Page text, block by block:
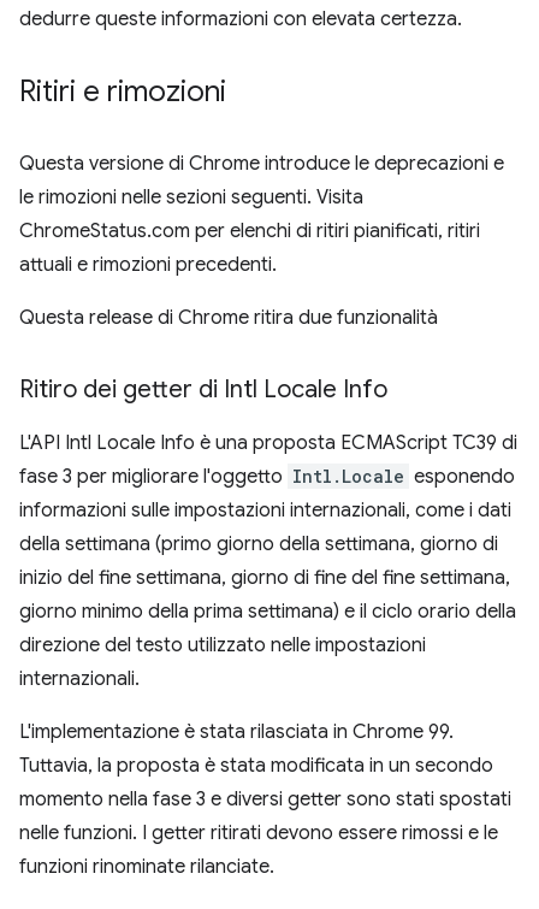
dedurre queste informazioni con elevata certezza.
Ritiri e rimozioni
Questa versione di Chrome introduce le deprecazioni e
le rimozioni nelle sezioni seguenti. Visita
ChromeStatus.com per elenchi di ritiri pianificati, ritiri
attuali e rimozioni precedenti.
Questa release di Chrome ritira due funzionalità
Ritiro dei getter di Intl Locale Info
L'API Intl Locale Info è una proposta ECMAScript TC39 di
fase 3 per migliorare l'oggetto Intl.Locale esponendo
informazioni sulle impostazioni internazionali, come i dati
della settimana (primo giorno della settimana, giorno di
inizio del fine settimana, giorno di fine del fine settimana,
giorno minimo della prima settimana) e il ciclo orario della
direzione del testo utilizzato nelle impostazioni
internazionali.
L'implementazione è stata rilasciata in Chrome 99.
Tuttavia, la proposta è stata modificata in un secondo
momento nella fase 3 e diversi getter sono stati spostati
nelle funzioni. I getter ritirati devono essere rimossi e le
funzioni rinominate rilanciate.